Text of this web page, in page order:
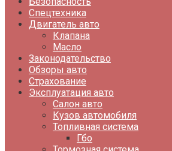
Спецтехника
Двигатель авто
Клапана
Масло
Законодательство
Обзоры авто
Страхование
Эксплуатация авто
Салон авто
Кузов автомобиля
Топливная система
Гбо